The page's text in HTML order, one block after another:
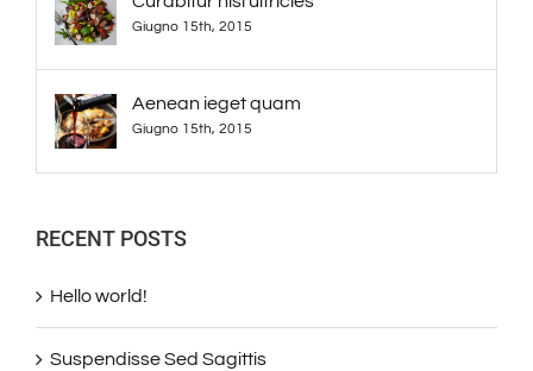
Giugno 15th, 2015
Aenean ieget quam
Giugno 15th, 2015
RECENT POSTS
Hello world!
Suspendisse Sed Sagittis